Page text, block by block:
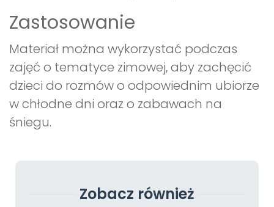
Zastosowanie
Materiał można wykorzystać podczas
zajęć o tematyce zimowej, aby zachęcić
dzieci do rozmów o odpowiednim ubiorze
w chłodne dni oraz o zabawach na
śniegu.
Zobacz również